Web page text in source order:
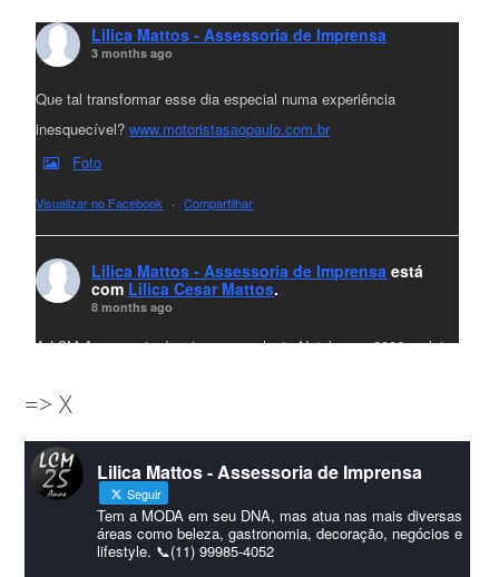
Lilica Mattos - Assessoria de Imprensa
3 months ago
Que tal transformar esse dia especial numa experiência
inesquecível?www.motoristasaopaulo.com.br
Foto
Visualizar no Facebook · Compartilhar
Lilica Mattos - Assessoria de Imprensa está
com Lilica Cesar Mattos.
8 months ago
A LCM Assessoria deseja um excelente Natal e um 2026 repleto
amigos que sempre nos acompanham!🎄✨🥂❤️
#lcmassessoriassessoria#natal #merrychristmas #felizanonovo
#HappyNewYear
Foto
Visualizar no Facebook · Compartilhar
=> X
Lilica Mattos - Assessoria de Imprensa
Seguir
Tem a MODA em seu DNA, mas atua nas mais diversas
áreas como beleza, gastronomia, decoração, negócios e
lifestyle. 📞(11) 99985-4052